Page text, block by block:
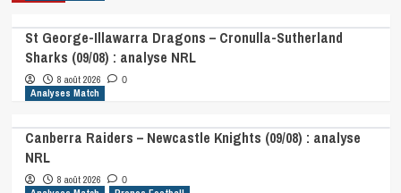
St George-Illawarra Dragons – Cronulla-Sutherland
Sharks (09/08) : analyse NRL
8 août 2026 0
Analyses Match
Canberra Raiders – Newcastle Knights (09/08) : analyse
NRL
8 août 2026 0